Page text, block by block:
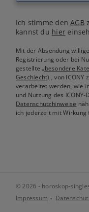
Ich stimme denAGB
kannst du hier
Mit der Absendung
Registrierung oder bei
gestellte„besondere
Geschlecht) , von ICONY
verarbeitet werden, wie
und Nutzung des
Datenschutzhinweise
ich jederzeit mit
© 2026 - horoskop-
Impressum